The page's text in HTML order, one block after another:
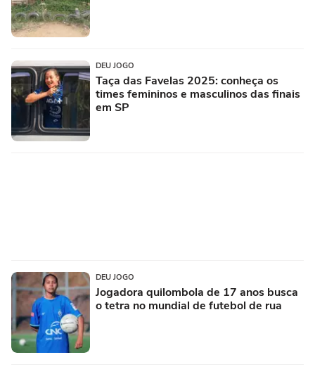
DEU JOGO
Taça das Favelas 2025: conheça os
times femininos e masculinos das finais
em SP
DEU JOGO
Jogadora quilombola de 17 anos busca
o tetra no mundial de futebol de rua